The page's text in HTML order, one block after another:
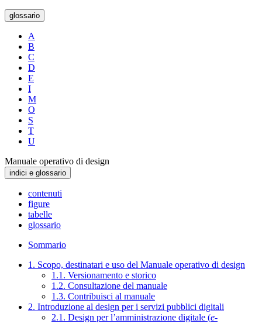
glossario
A
B
C
D
E
I
M
O
S
T
U
Manuale operativo di design
indici e glossario
contenuti
figure
tabelle
glossario
Sommario
1. Scopo, destinatari e uso del Manuale operativo di design
1.1. Versionamento e storico
1.2. Consultazione del manuale
1.3. Contribuisci al manuale
2. Introduzione al design per i servizi pubblici digitali
2.1. Design per l’amministrazione digitale (e-